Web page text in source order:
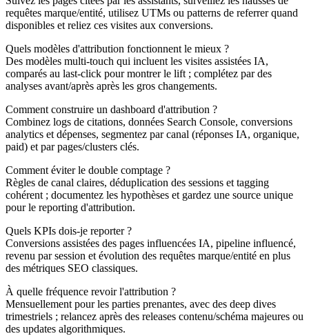
requêtes marque/entité, utilisez UTMs ou patterns de referrer quand
disponibles et reliez ces visites aux conversions.
Quels modèles d'attribution fonctionnent le mieux ?
Des modèles multi-touch qui incluent les visites assistées IA,
comparés au last-click pour montrer le lift ; complétez par des
analyses avant/après après les gros changements.
Comment construire un dashboard d'attribution ?
Combinez logs de citations, données Search Console, conversions
analytics et dépenses, segmentez par canal (réponses IA, organique,
paid) et par pages/clusters clés.
Comment éviter le double comptage ?
Règles de canal claires, déduplication des sessions et tagging
cohérent ; documentez les hypothèses et gardez une source unique
pour le reporting d'attribution.
Quels KPIs dois-je reporter ?
Conversions assistées des pages influencées IA, pipeline influencé,
revenu par session et évolution des requêtes marque/entité en plus
des métriques SEO classiques.
À quelle fréquence revoir l'attribution ?
Mensuellement pour les parties prenantes, avec des deep dives
trimestriels ; relancez après des releases contenu/schéma majeures ou
des updates algorithmiques.